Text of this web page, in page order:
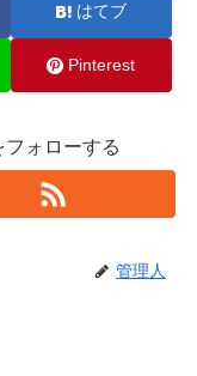
はてブ
Pinterest
ォローする
管理人